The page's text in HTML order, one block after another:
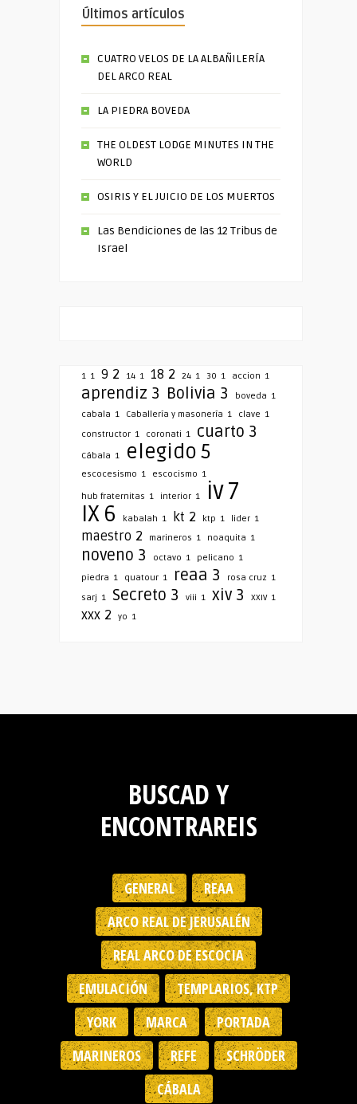
Últimos artículos
CUATRO VELOS DE LA ALBAÑILERÍA
DEL ARCO REAL
LA PIEDRA BOVEDA
THE OLDEST LODGE MINUTES IN THE
WORLD
OSIRIS Y EL JUICIO DE LOS MUERTOS
Las Bendiciones de las 12 Tribus de
Israel
1 1 9 2 14 1 18 2 24 1 30 1 accion 1
aprendiz 3 Bolivia 3 boveda 1
cabala 1 Caballería y masonería 1 clave 1
constructor 1 coronati 1 cuarto 3
Cábala 1 elegido5
escocesismo 1 escocismo 1
hub fraternitas 1 interior 1 iv7
IX 6 kabalah 1 kt 2 ktp 1 lider 1
maestro 2 marineros 1 noaquita 1
noveno 3 octavo 1 pelicano 1
piedra 1 quatour 1 reaa 3 rosa cruz 1
sarj 1 Secreto 3 viii 1 xiv 3 XXIV 1
xxx 2 yo 1
BUSCAD Y
ENCONTRAREIS
GENERAL
REAA
ARCO REAL DE JERUSALÉN
REAL ARCO DE ESCOCIA
EMULACIÓN
TEMPLARIOS, KTP
YORK
MARCA
PORTADA
MARINEROS
REFE
SCHRÖDER
CÁBALA